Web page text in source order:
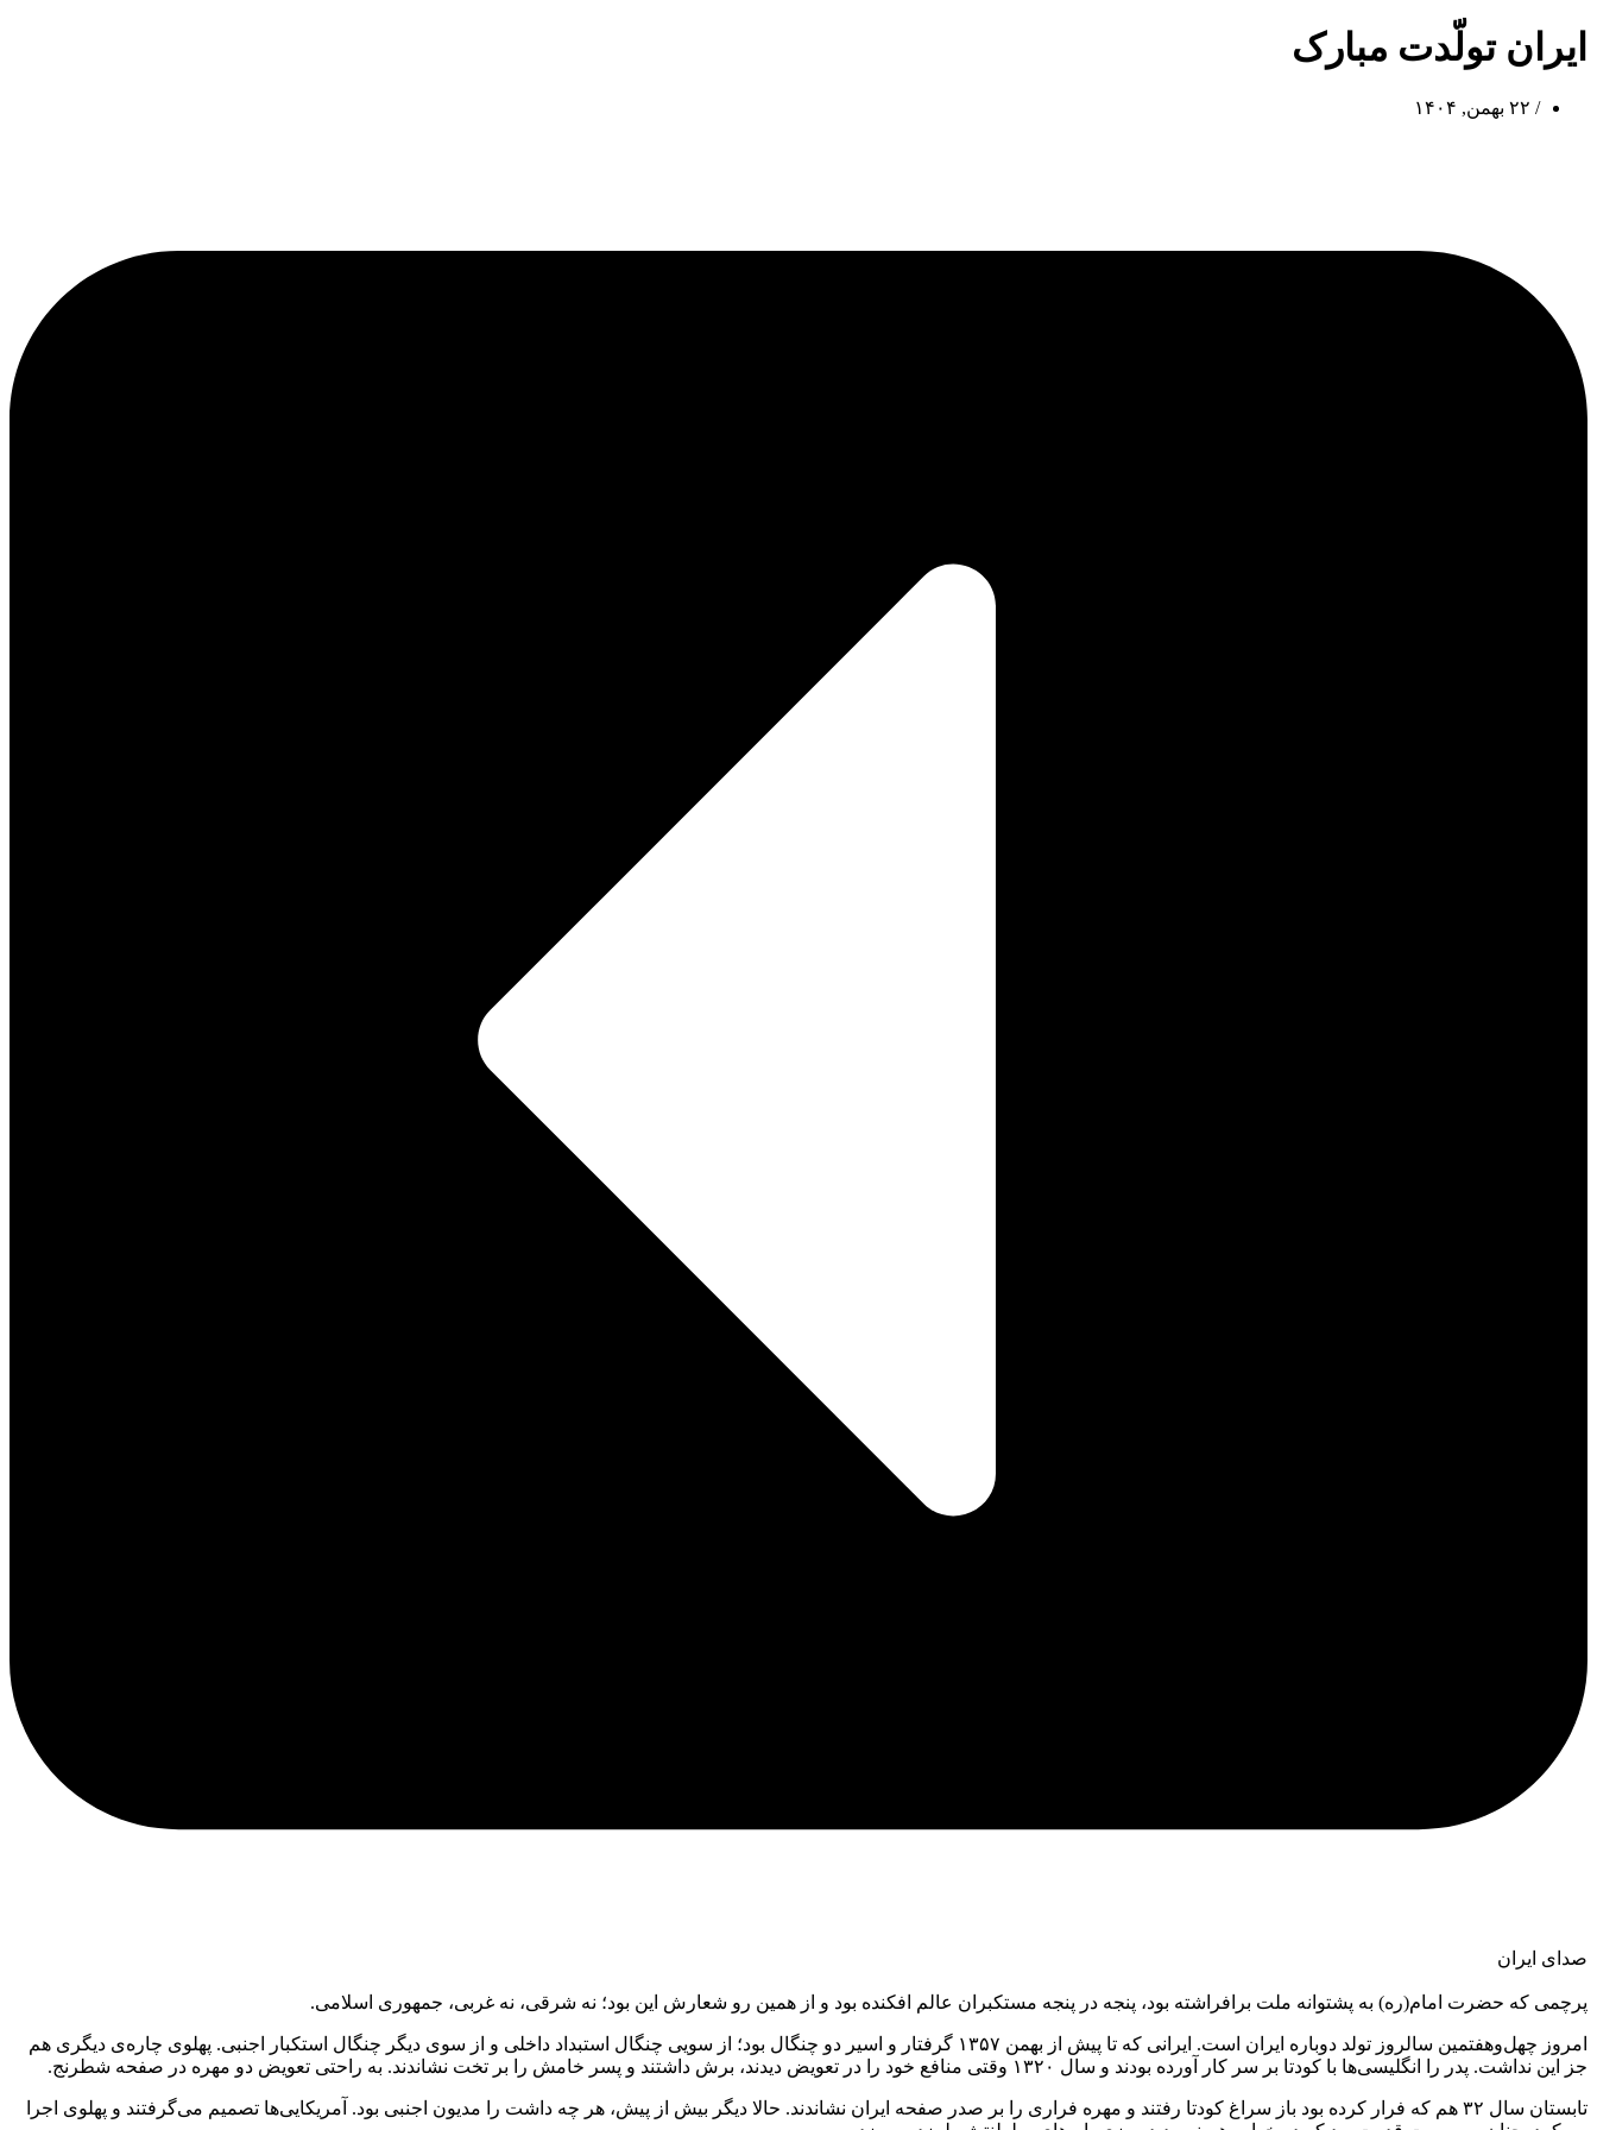
ایران تولّدت مبارک
/ ۲۲ بهمن, ۱۴۰۴
صدای ایران
پرچمی که حضرت امام(ره) به پشتوانه ملت برافراشته بود، پنجه در پنجه مستکبران عالم افکنده بود و از همین رو شعارش این بود؛ نه شرقی، نه غربی، جمهوری اسلامی.
امروز چهل‌وهفتمین سالروز تولد دوباره ایران است. ایرانی که تا پیش از بهمن ۱۳۵۷ گرفتار و اسیر دو چنگال بود؛ از سویی چنگال استبداد داخلی و از سوی دیگر چنگال استکبار اجنبی. پهلوی چاره‌ی دیگری هم
جز این نداشت. پدر را انگلیسی‌ها با کودتا بر سر کار آورده بودند و سال ۱۳۲۰ وقتی منافع خود را در تعویض دیدند، برش داشتند و پسر خامش را بر تخت نشاندند. به‌ راحتی تعویض دو مهره در صفحه شطرنج.
تابستان سال ۳۲ هم که فرار کرده بود باز سراغ کودتا رفتند و مهره فراری را بر صدر صفحه ایران نشاندند. حالا دیگر بیش از پیش، هر چه داشت را مدیون اجنبی بود. آمریکایی‌ها تصمیم می‌گرفتند و پهلوی اجرا